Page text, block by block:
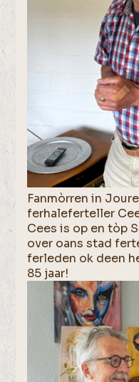
Fanmòrren in
ferhaleferteller
Cees is op en tòp
over oans stad
ferleden ok deen
85 jaar!